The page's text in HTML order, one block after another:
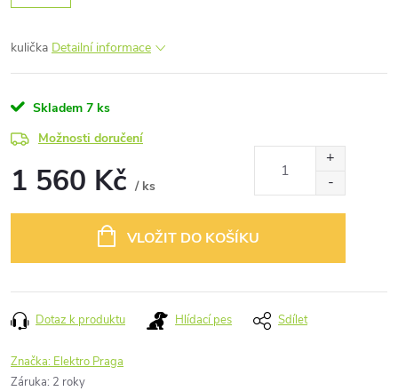
kulička Detailní informace
Skladem 7 ks
Možnosti doručení
1 560 Kč / ks
VLOŽIT DO KOŠÍKU
Dotaz k produktu Hlídací pes Sdílet
Značka: Elektro Praga
Záruka: 2 roky